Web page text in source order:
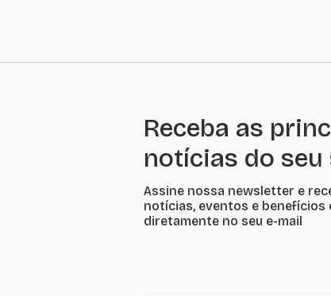
Receba as
notícias do
Assine nossa newsletter e
notícias, eventos e benefícios
diretamente no seu e-mail